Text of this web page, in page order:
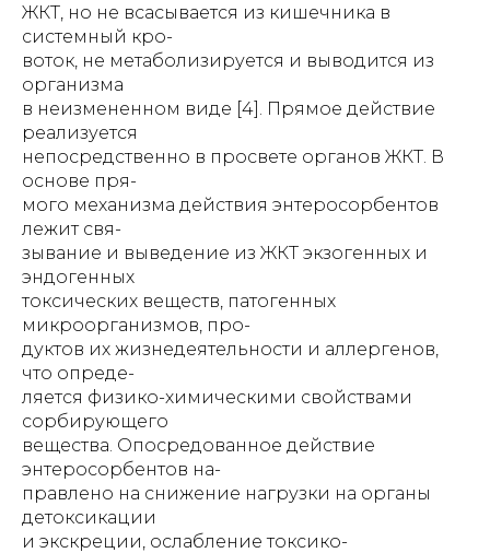
ЖКТ, но не всасывается из кишечника в
системный кро-
воток, не метаболизируется и выводится из
организма
в неизмененном виде [4]. Прямое действие
реализуется
непосредственно в просвете органов ЖКТ. В
основе пря-
мого механизма действия энтеросорбентов
лежит свя-
зывание и выведение из ЖКТ экзогенных и
эндогенных
токсических веществ, патогенных
микроорганизмов, про-
дуктов их жизнедеятельности и аллергенов,
что опреде-
ляется физико-химическими свойствами
сорбирующего
вещества. Опосредованное действие
энтеросорбентов на-
правлено на снижение нагрузки на органы
детоксикации
и экскреции, ослабление токсико-